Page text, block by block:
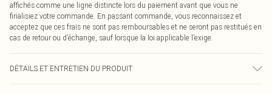
affichés comme une ligne distincte lors du paiement avant que vous ne
finalisiez votre commande. En passant commande, vous reconnaissez et
acceptez que ces frais ne sont pas remboursables et ne seront pas restitués en
cas de retour ou d’échange, sauf lorsque la loi applicable l’exige.
DÉTAILS ET ENTRETIEN DU PRODUIT